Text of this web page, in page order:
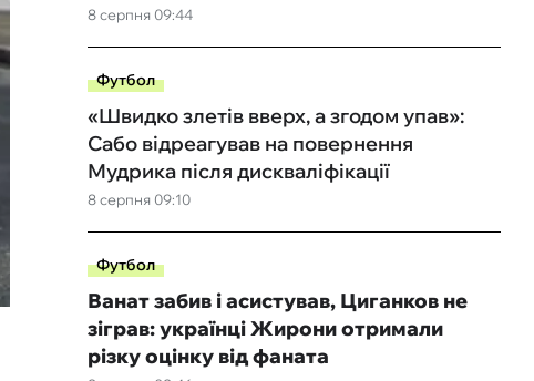
8 серпня 09:44
Футбол
8 серпня 09:10
«Швидко злетів вверх, а згодом упав»:
Сабо відреагував на повернення
Мудрика після дискваліфікації
Футбол
Ванат забив і асистував, Циганков не
зіграв: українці Жирони отримали
різку оцінку від фаната